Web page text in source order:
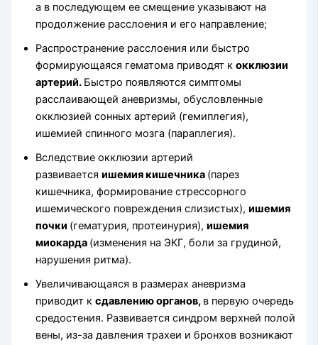
а в последующем ее смещение указывают на
продолжение расслоения и его направление;
Распространение расслоения или быстро
формирующаяся гематома приводят кокклюзии
артерий. Быстро появляются симптомы
расслаивающей аневризмы, обусловленные
окклюзией сонных артерий (гемиплегия),
ишемией спинного мозга (параплегия).
Вследствие окклюзии артерий
развиваетсяишемия кишечника (парез
кишечника, формирование стрессорного
ишемического повреждения слизистых),ишемия
почки (гематурия, протеинурия),ишемия
миокарда (изменения на ЭКГ, боли за грудиной,
нарушения ритма).
Увеличивающаяся в размерах аневризма
приводит ксдавлению органов, в первую очередь
средостения. Развивается синдром верхней полой
вены, из-за давления трахеи и бронхов возникают